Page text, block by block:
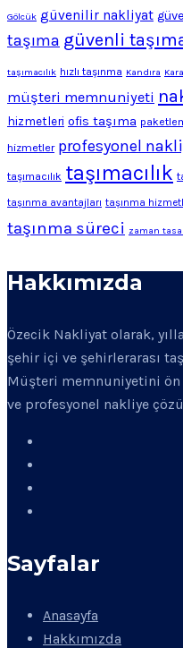
Gölcük güvenilir nakliyat
taşıma güvenli
taşımacılık hızlı taşınma Kandıra
müşteri memnuniyeti
hizmetleri ofis taşıma
hizmetler profesyonel
taşımacılık taşımacılık
taşınma avantajları taşınma
taşınma süreci zaman
Hakkımızda
Özecik Nakliyat olarak,
şehir içi ve şehirlerarası
Müşteri memnuniyetini
ve profesyonel nakliye
Sayfalar
Anasayfa
Hakkımızda